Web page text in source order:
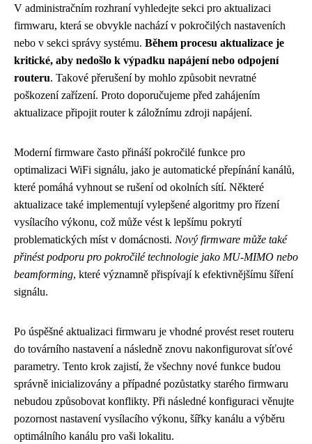
V administračním rozhraní vyhledejte sekci pro aktualizaci
firmwaru, která se obvykle nachází v pokročilých nastaveních
nebo v sekci správy systému. Během procesu aktualizace je
kritické, aby nedošlo k výpadku napájení nebo odpojení
routeru. Takové přerušení by mohlo způsobit nevratné
poškození zařízení. Proto doporučujeme před zahájením
aktualizace připojit router k záložnímu zdroji napájení.
Moderní firmware často přináší pokročilé funkce pro
optimalizaci WiFi signálu, jako je automatické přepínání kanálů,
které pomáhá vyhnout se rušení od okolních sítí. Některé
aktualizace také implementují vylepšené algoritmy pro řízení
vysílacího výkonu, což může vést k lepšímu pokrytí
problematických míst v domácnosti. Nový firmware může také
přinést podporu pro pokročilé technologie jako MU-MIMO nebo
beamforming, které významně přispívají k efektivnějšímu šíření
signálu.
Po úspěšné aktualizaci firmwaru je vhodné provést reset routeru
do továrního nastavení a následně znovu nakonfigurovat síťové
parametry. Tento krok zajistí, že všechny nové funkce budou
správně inicializovány a případné pozůstatky starého firmwaru
nebudou způsobovat konflikty. Při následné konfiguraci věnujte
pozornost nastavení vysílacího výkonu, šířky kanálu a výběru
optimálního kanálu pro vaši lokalitu.